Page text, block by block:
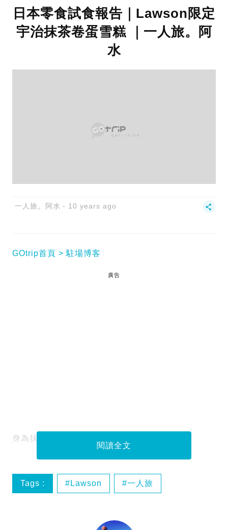
日本零食試食報告｜Lawson限定
宇治抹茶卷蛋雪糕 ｜一人旅。阿
水
一人旅。阿水 10 years ago
GOtrip首頁 駐場博客
廣告
身為抹茶控，又係Lawson店員嘅阿水
閱讀全文
Tags : Lawson‬ 一人旅